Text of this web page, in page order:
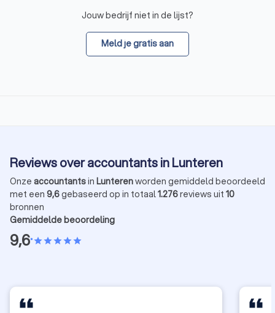
Jouw bedrijf niet in de lijst?
Meld je gratis aan
Reviews over accountants in Lunteren
Onze accountantsin Lunterenworden gemiddeld beoordeeld
met een 9,6gebaseerd op in totaal1.276reviews uit 10
bronnen
Gemiddelde beoordeling
9,6•starstarstarstarstar